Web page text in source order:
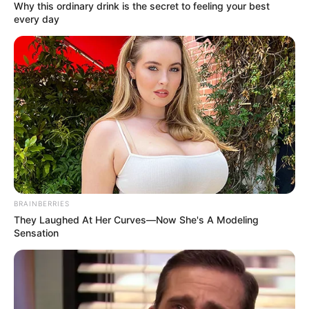
EJÉRCITO NACIONAL
MANTÉNGASE EN ALERTA
Tenemos todas las noticias que le
interesan. Para estar bien informado, por
favor, active las notificaciones de Alerta.
ACTIVAR AHORA
EMERGENCIAS POR LLUVIAS
METRO DE MEDELLÍN
Why this ordinary drink is the secret to feeling your best
every day
BRAINBERRIES
They Laughed At Her Curves—Now She's A Modeling
Sensation